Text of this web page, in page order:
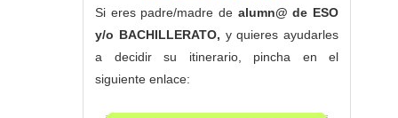
Si eres padre/madre de alumn@ de ESO
y/o BACHILLERATO, y quieres ayudarles
a decidir su itinerario, pincha en el
siguiente enlace: